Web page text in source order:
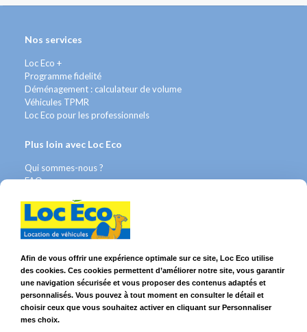
Nos services
Loc Eco +
Programme fidelité
Déménagement : calculateur de volume
Véhicules TPMR
Loc Eco pour les professionnels
Plus loin avec Loc Eco
Qui sommes-nous ?
FAQ
Nous recrutons
Avis Clients
Franchises & Assurances
Conditions Générales
Données personnelles
Mentions Légales
Cookies
Afin de vous offrir une expérience optimale sur ce site, Loc Eco utilise
des cookies. Ces cookies permettent d’améliorer notre site, vous garantir
une navigation sécurisée et vous proposer des contenus adaptés et
personnalisés. Vous pouvez à tout moment en consulter le détail et
choisir ceux que vous souhaitez activer en cliquant sur Personnaliser
mes choix.